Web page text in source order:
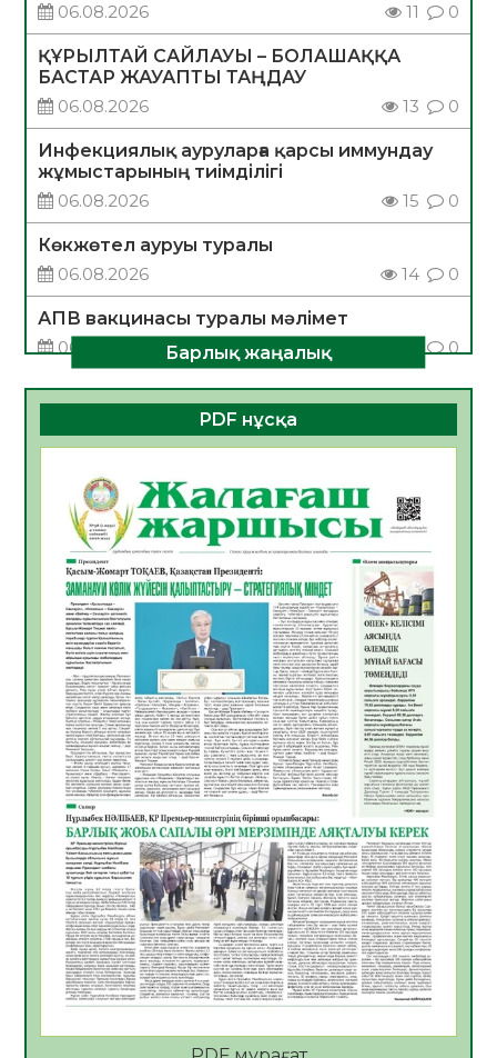
06.08.2026
11 0
ҚҰРЫЛТАЙ САЙЛАУЫ – БОЛАШАҚҚА
БАСТАР ЖАУАПТЫ ТАҢДАУ
06.08.2026
13 0
Инфекциялық ауруларға қарсы иммундау
жұмыстарының тиімділігі
06.08.2026
15 0
Көкжөтел ауруы туралы
06.08.2026
14 0
АПВ вакцинасы туралы мәлімет
06.08.2026
0
Open Air: Қызылорда облысы полиция
департаменті 20 мыңнан астам
көрерменнің қауіпсіздігін қамтамасыз етті
ҚЫЗЫЛОРДАДА «САНАЛЫ ҰРПАҚ –
ЖАРҚЫН БОЛАШАҚ» АТТЫ КЕҢЕЙТІЛГЕН
МӘЖІЛІС ӨТТІ
05.08.2026
28
Қазақстан Орталық Азиядағы көшуге ең
қолайлы ел атанды
05.08.2026
30
Өрт қауіпсіздігі талаптарын сақтау – әр
азаматтың міндеті
05.08.2026
30
Руслан Рүстемұлы облыс әкімінің
кеңесшісі болып тағайындалды
05.08.2026
26
Цифрландыру саласын дамыту аясында
салынатын жаңа орталықтың жобасы
талқыланды
05.08.2026
26
құралдарының таныстырылымы өтті
Барлық жаңалық
PDF нұсқа